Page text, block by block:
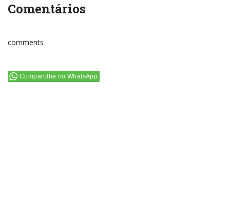
Comentários
comments
Compartilhe no WhatsApp